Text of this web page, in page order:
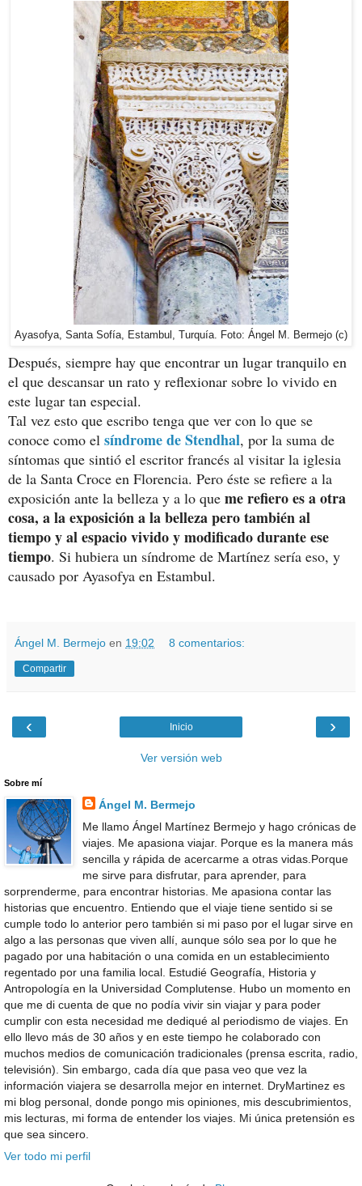
Ayasofya, Santa Sofía, Estambul, Turquía. Foto: Ángel M. Bermejo (c)
Después, siempre hay que encontrar un lugar tranquilo en
el que descansar un rato y reflexionar sobre lo vivido en
este lugar tan especial.
Tal vez esto que escribo tenga que ver con lo que se
conoce como el síndrome de Stendhal, por la suma de
síntomas que sintió el escritor francés al visitar la iglesia
de la Santa Croce en Florencia. Pero éste se refiere a la
exposición ante la belleza y a lo que me refiero es a otra
cosa, a la exposición a la belleza pero también al
tiempo y al espacio vivido y modificado durante ese
tiempo. Si hubiera un síndrome de Martínez sería eso, y
causado por Ayasofya en Estambul.
Ángel M. Bermejo en 19:02 8 comentarios:
Compartir
‹ ›
Inicio
Ver versión web
Sobre mí
Ángel M. Bermejo
Me llamo Ángel Martínez Bermejo y hago crónicas de
viajes. Me apasiona viajar. Porque es la manera más
sencilla y rápida de acercarme a otras vidas.Porque
me sirve para disfrutar, para aprender, para
sorprenderme, para encontrar historias. Me apasiona contar las
historias que encuentro. Entiendo que el viaje tiene sentido si se
cumple todo lo anterior pero también si mi paso por el lugar sirve en
algo a las personas que viven allí, aunque sólo sea por lo que he
pagado por una habitación o una comida en un establecimiento
regentado por una familia local. Estudié Geografía, Historia y
Antropología en la Universidad Complutense. Hubo un momento en
que me di cuenta de que no podía vivir sin viajar y para poder
cumplir con esta necesidad me dediqué al periodismo de viajes. En
ello llevo más de 30 años y en este tiempo he colaborado con
muchos medios de comunicación tradicionales (prensa escrita, radio,
televisión). Sin embargo, cada día que pasa veo que vez la
información viajera se desarrolla mejor en internet. DryMartinez es
mi blog personal, donde pongo mis opiniones, mis descubrimientos,
mis lecturas, mi forma de entender los viajes. Mi única pretensión es
que sea sincero.
Ver todo mi perfil